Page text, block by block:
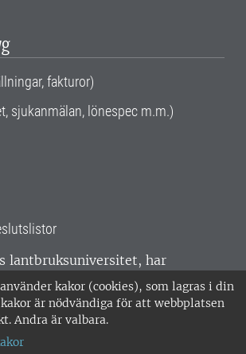
kakor (cookies), som lagras i din
kakor är nödvändiga för att webbplatsen
Andra är valbara.
fakturor)
sjukanmälan, lönespec m.m.)
lantbruksuniversitet, har
hela Sverige. Huvudorter är
och Umeå.SLU är
enligt ISO 14001. •
Org nr: 202100-2817 •